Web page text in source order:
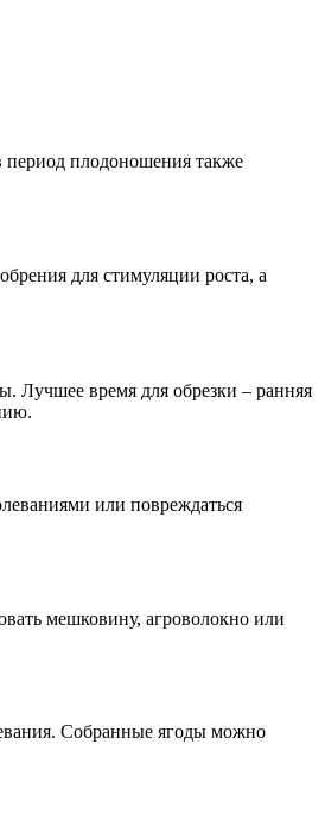
период плодоношения также
для стимуляции роста, а
Лучшее время для обрезки – ранняя
или повреждаться
мешковину, агроволокно или
Собранные ягоды можно